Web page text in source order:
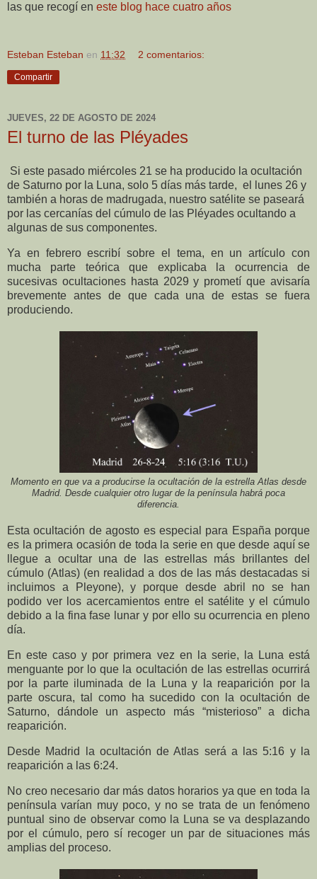
las que recogí en este blog hace cuatro años
Esteban Esteban en 11:32 2 comentarios:
Compartir
JUEVES, 22 DE AGOSTO DE 2024
El turno de las Pléyades
Si este pasado miércoles 21 se ha producido la ocultación
de Saturno por la Luna, solo 5 días más tarde, el lunes 26 y
también a horas de madrugada, nuestro satélite se paseará
por las cercanías del cúmulo de las Pléyades ocultando a
algunas de sus componentes.
Ya en febrero escribí sobre el tema, en un artículo con
mucha parte teórica que explicaba la ocurrencia de
sucesivas ocultaciones hasta 2029 y prometí que avisaría
brevemente antes de que cada una de estas se fuera
produciendo.
Momento en que va a producirse la ocultación de la estrella Atlas desde
Madrid. Desde cualquier otro lugar de la península habrá poca
diferencia.
Esta ocultación de agosto es especial para España porque
es la primera ocasión de toda la serie en que desde aquí se
llegue a ocultar una de las estrellas más brillantes del
cúmulo (Atlas) (en realidad a dos de las más destacadas si
incluimos a Pleyone), y porque desde abril no se han
podido ver los acercamientos entre el satélite y el cúmulo
debido a la fina fase lunar y por ello su ocurrencia en pleno
día.
En este caso y por primera vez en la serie, la Luna está
menguante por lo que la ocultación de las estrellas ocurrirá
por la parte iluminada de la Luna y la reaparición por la
parte oscura, tal como ha sucedido con la ocultación de
Saturno, dándole un aspecto más “misterioso” a dicha
reaparición.
Desde Madrid la ocultación de Atlas será a las 5:16 y la
reaparición a las 6:24.
No creo necesario dar más datos horarios ya que en toda la
península varían muy poco, y no se trata de un fenómeno
puntual sino de observar como la Luna se va desplazando
por el cúmulo, pero sí recoger un par de situaciones más
amplias del proceso.